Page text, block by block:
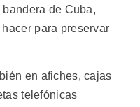
de Cuba,
para preservar
en afiches, cajas
telefónicas